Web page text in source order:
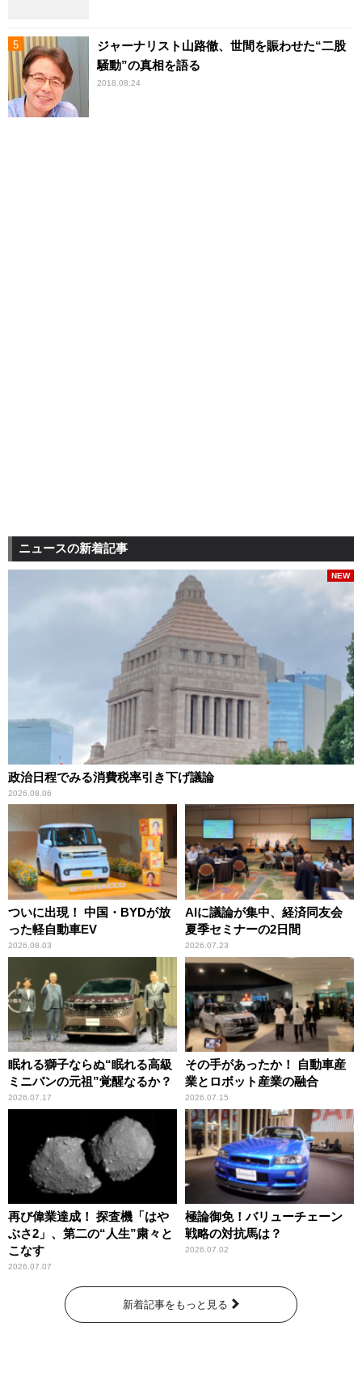
ジャーナリスト山路徹、世間を賑わせた“二股
騒動”の真相を語る
2018.08.24
ニュースの新着記事
政治日程でみる消費税率引き下げ議論
2026.08.06
NEW
ついに出現！ 中国・BYDが放
った軽自動車EV
2026.08.03
AIに議論が集中、経済同友会
夏季セミナーの2日間
2026.07.23
眠れる獅子ならぬ“眠れる高級
ミニバンの元祖”覚醒なるか？
2026.07.17
その手があったか！ 自動車産
業とロボット産業の融合
2026.07.15
再び偉業達成！ 探査機「はや
ぶさ2」、第二の“人生”粛々と
こなす
2026.07.07
極論御免！バリューチェーン
戦略の対抗馬は？
2026.07.02
新着記事をもっと見る